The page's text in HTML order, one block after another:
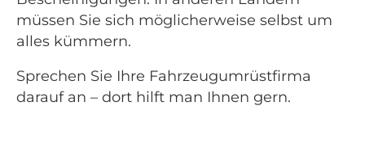
müssen Sie sich möglicherweise selbst um
alles kümmern.
Sprechen Sie Ihre Fahrzeugumrüstfirma
darauf an – dort hilft man Ihnen gern.